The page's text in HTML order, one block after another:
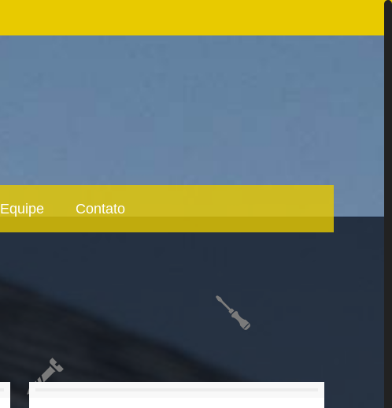
Equipe Contato